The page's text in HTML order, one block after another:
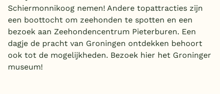
Schiermonnikoog nemen! Andere topattracties zijn
een boottocht om zeehonden te spotten en een
bezoek aan Zeehondencentrum Pieterburen. Een
dagje de pracht van Groningen ontdekken behoort
ook tot de mogelijkheden. Bezoek hier het Groninger
museum!